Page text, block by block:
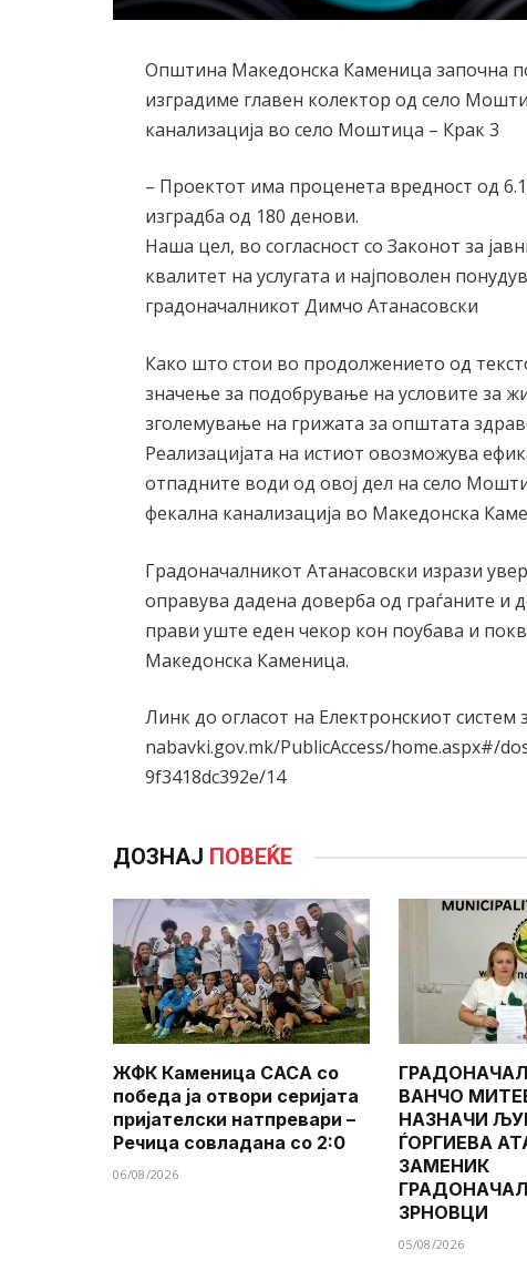
Општина Македонска Каменица започна
изградиме главен колектор од село
канализација во село Моштица – Крак 3
– Проектот има проценета вредност од
изградба од 180 денови.
Наша цел, во согласност со Законот за
квалитет на услугата и најповолен
градоначалникот Димчо Атанасовски
Како што стои во продолжението од
значење за подобрување на условите за
зголемување на грижата за општата
Реализацијата на истиот овозможува
отпадните води од овој дел на село
фекална канализација во Македонска
Градоначалникот Атанасовски изрази
оправува дадена доверба од граѓаните и
прави уште еден чекор кон поубава и
Македонска Каменица.
Линк до огласот на Електронскиот систем
nabavki.gov.mk/PublicAccess/home.aspx#/
9f3418dc392e/14
ДОЗНАЈ ПОВЕЌЕ
ЖФК Каменица САСА со
победа ја отвори серијата
пријателски натпревари –
Речица совладана со 2:0
06/08/2026
ВАНЧО
НАЗНАЧИ
ЃОРГИЕВА
ЗАМЕНИК
ЗРНОВЦИ
05/08/2026